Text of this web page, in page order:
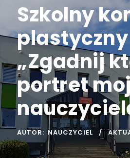
Szkolny
plastyczny
„Zgadnij
portret
AUTOR: NAUCZYCIEL